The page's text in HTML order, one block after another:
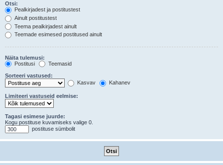
Otsi:
Pealkirjadest ja postitustest
Ainult postitustest
Teema pealkirjadest ainult
Teemade esimesed postitused ainult
Näita tulemusi:
Postitusi
Teemasid
Sorteeri vastused:
Kasvav
Kahanev
Limiteeri vastuseid eelmise:
Tagasi esimese juurde:
Kogu postituse kuvamiseks valige 0.
postituse sümbolit